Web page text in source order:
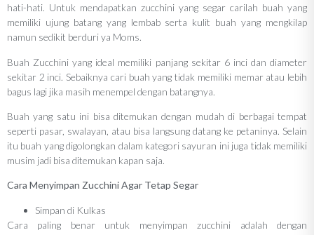
hati-hati. Untuk mendapatkan zucchini yang segar carilah buah yang
memiliki ujung batang yang lembab serta kulit buah yang mengkilap
namun sedikit berduri ya Moms.
Buah Zucchini yang ideal memiliki panjang sekitar 6 inci dan diameter
sekitar 2 inci. Sebaiknya cari buah yang tidak memiliki memar atau lebih
bagus lagi jika masih menempel dengan batangnya.
Buah yang satu ini bisa ditemukan dengan mudah di berbagai tempat
seperti pasar, swalayan, atau bisa langsung datang ke petaninya. Selain
itu buah yang digolongkan dalam kategori sayuran ini juga tidak memiliki
musim jadi bisa ditemukan kapan saja.
Cara Menyimpan Zucchini Agar Tetap Segar
Simpan di Kulkas
Cara paling benar untuk menyimpan zucchini adalah dengan